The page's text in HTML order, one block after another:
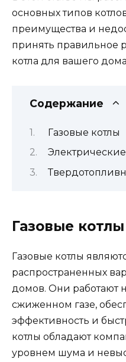
основных типов
преимущества и
принять правильное
котла для вашего
Содержание
Газовые котлы
Газовые котлы
Газовые котлы
распространенных
домов. Они работают
сжиженном газе,
эффективность и
котлы обладают
уровнем шума и